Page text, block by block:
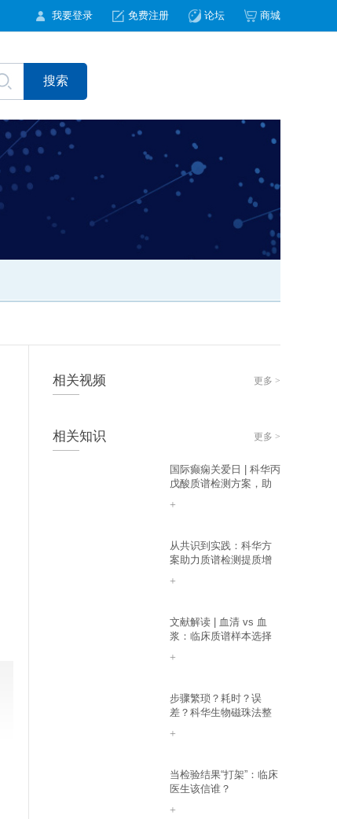
我要登录 免费注册 论坛 商城
相关视频 更多 >
相关知识 更多 >
国际癫痫关爱日 | 科华丙
戊酸质谱检测方案，助
+
从共识到实践：科华方
案助力质谱检测提质增
+
文献解读 | 血清 vs 血
浆：临床质谱样本选择
+
步骤繁琐？耗时？误
差？科华生物磁珠法整
+
当检验结果“打架”：临床
医生该信谁？
+